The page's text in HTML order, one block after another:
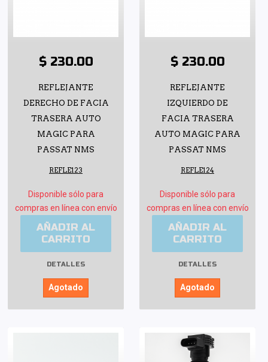
$ 230.00
REFLEJANTE
DERECHO DE FACIA
TRASERA AUTO
MAGIC PARA
PASSAT NMS
REFLE123
Disponible sólo para
compras en línea con envío
AÑADIR AL
CARRITO
DETALLES
Agotado
$ 230.00
REFLEJANTE
IZQUIERDO DE
FACIA TRASERA
AUTO MAGIC PARA
PASSAT NMS
REFLE124
Disponible sólo para
compras en línea con envío
AÑADIR AL
CARRITO
DETALLES
Agotado